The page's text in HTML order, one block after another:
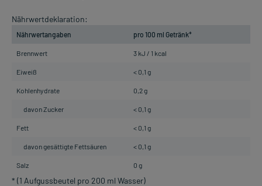
Nährwertdeklaration:
Nährwertangaben pro 100 ml Getränk*
Brennwert 3 kJ / 1 kcal
Eiweiß < 0,1 g
Kohlenhydrate 0,2 g
davon Zucker < 0,1 g
Fett < 0,1 g
davon gesättigte Fettsäuren < 0,1 g
Salz 0 g
* (1 Aufgussbeutel pro 200 ml Wasser)